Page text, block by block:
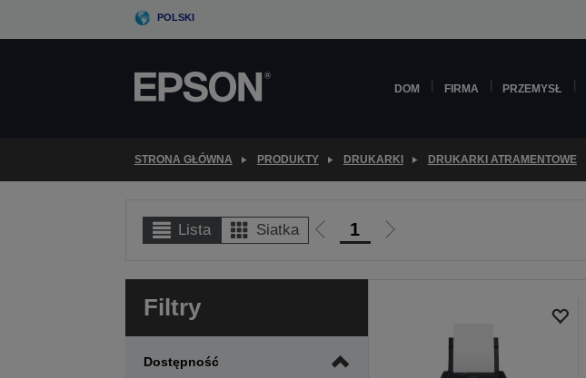
POLSKI
DOM FIRMA PRZEMYSŁ
STRONA GŁÓWNA PRODUKTY DRUKARKI DRUKARKI ATRAMENTOWE
Lista Siatka
Przejdź
poprzedniej
1
Przejdź
Filtry
Dostępność